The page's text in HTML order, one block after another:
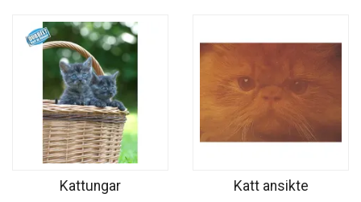
Kattungar Katt ansikte